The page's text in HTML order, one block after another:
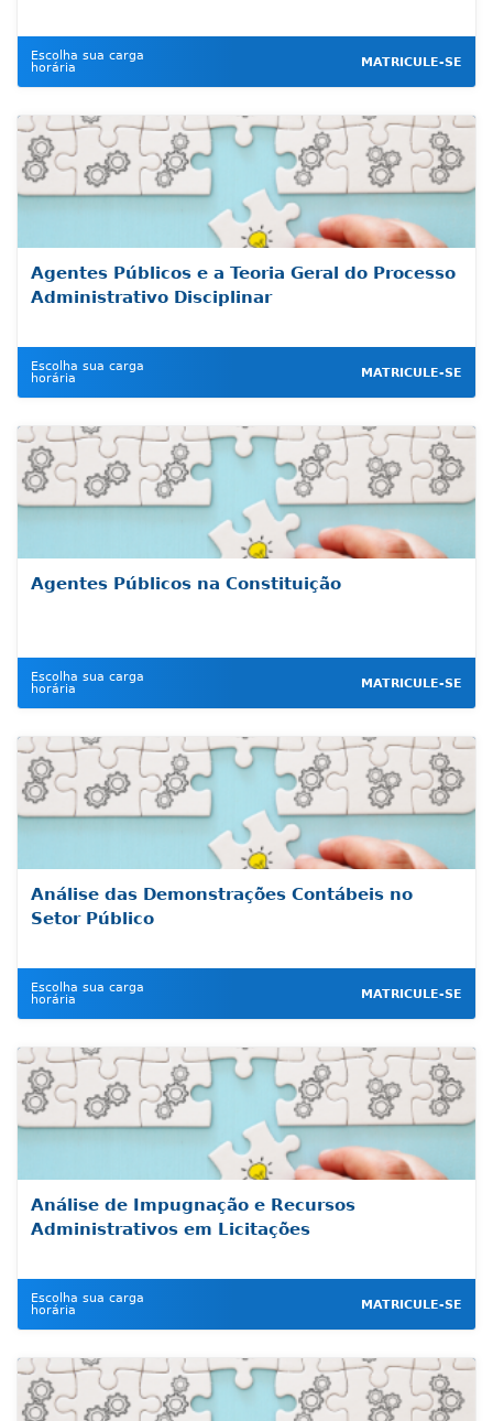
Escolha sua carga
horária
MATRICULE-SE
Agentes Públicos e a Teoria Geral do Processo
Administrativo Disciplinar
Escolha sua carga
horária
MATRICULE-SE
Agentes Públicos na Constituição
Escolha sua carga
horária
MATRICULE-SE
Análise das Demonstrações Contábeis no
Setor Público
Escolha sua carga
horária
MATRICULE-SE
Análise de Impugnação e Recursos
Administrativos em Licitações
Escolha sua carga
horária
MATRICULE-SE